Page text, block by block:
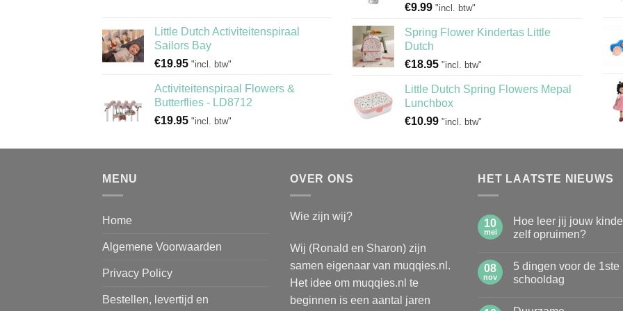
Little Dutch Activiteitenspiraal
Sailors Bay
€19.95 "incl. btw"
Activiteitenspiraal Flowers &
Butterflies - LD8712
€19.95 "incl. btw"
€9.99 "incl. btw"
Spring Flower Kindertas Little
Dutch
€18.95 "incl. btw"
Little Dutch Spring Flowers Mepal
Lunchbox
€10.99 "incl. btw"
MENU
Home
Algemene Voorwaarden
Privacy Policy
Bestellen, levertijd en
OVER ONS
Wie zijn wij?
Wij (Ronald en Sharon) zijn
samen eigenaar van muqqies.nl.
Het idee om muqqies.nl te
beginnen is een aantal jaren
HET LAATSTE NIEUWS
10
mei
Hoe leer jij jouw
zelf opruimen?
op
Hoe
leer
08
nov
5 dingen voor de 1ste
schooldag